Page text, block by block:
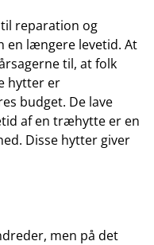
reparation og
en længere levetid. At
til, at folk
hytter er
budget. De lave
af en træhytte er en
Disse hytter giver
men på det